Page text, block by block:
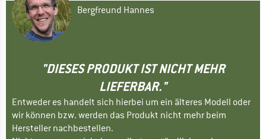
Bergfreund Hannes
"DIESES PRODUKT IST NICHT MEHR
LIEFERBAR."
Entweder es handelt sich hierbei um ein älteres Modell oder
wir können bzw. werden das Produkt nicht mehr beim
Hersteller nachbestellen.